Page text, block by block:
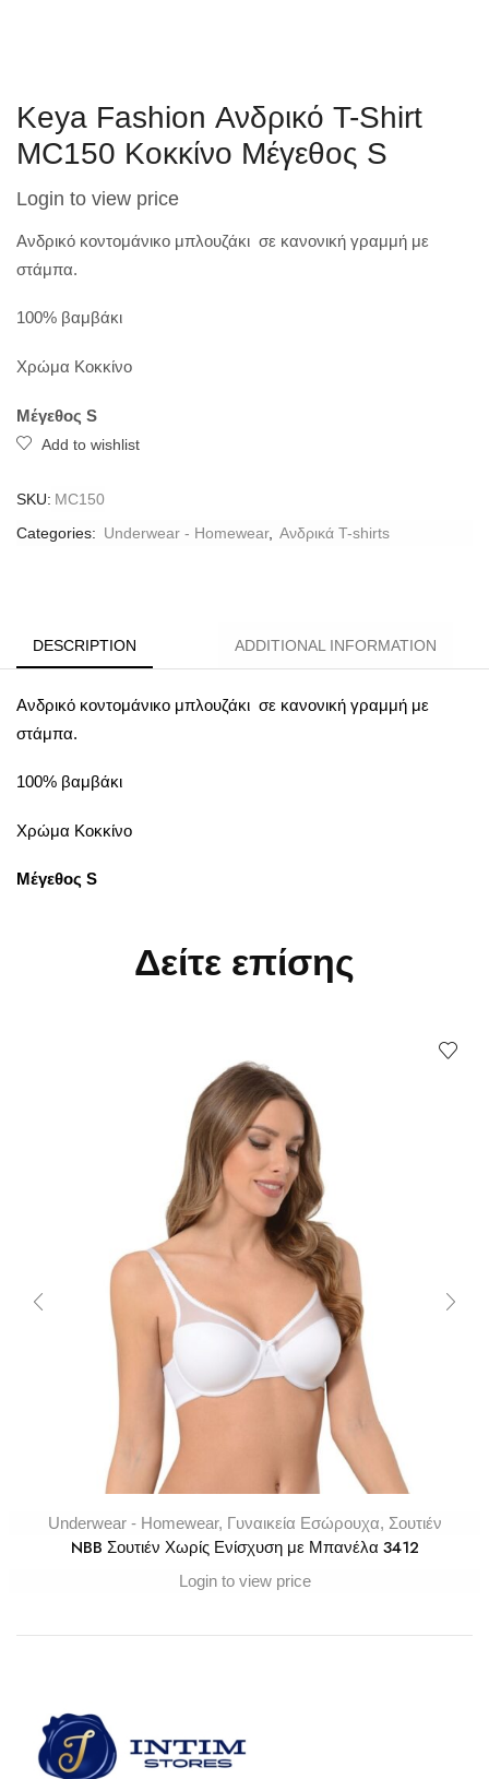
Keya Fashion Ανδρικό T-Shirt
MC150 Κοκκίνο Μέγεθος S
Login to view price
Ανδρικό κοντομάνικο μπλουζάκι σε κανονική γραμμή με
στάμπα.
100% βαμβάκι
Χρώμα Κοκκίνο
Μέγεθος S
Add to wishlist
SKU: MC150
Categories: Underwear - Homewear, Ανδρικά T-shirts
DESCRIPTION ADDITIONAL INFORMATION
Ανδρικό κοντομάνικο μπλουζάκι σε κανονική γραμμή με
στάμπα.
100% βαμβάκι
Χρώμα Κοκκίνο
Μέγεθος S
Δείτε επίσης
Underwear - Homewear, Γυναικεία Εσώρουχα, Σουτιέν
NBB Σουτιέν Χωρίς Ενίσχυση με Μπανέλα 3412
Login to view price